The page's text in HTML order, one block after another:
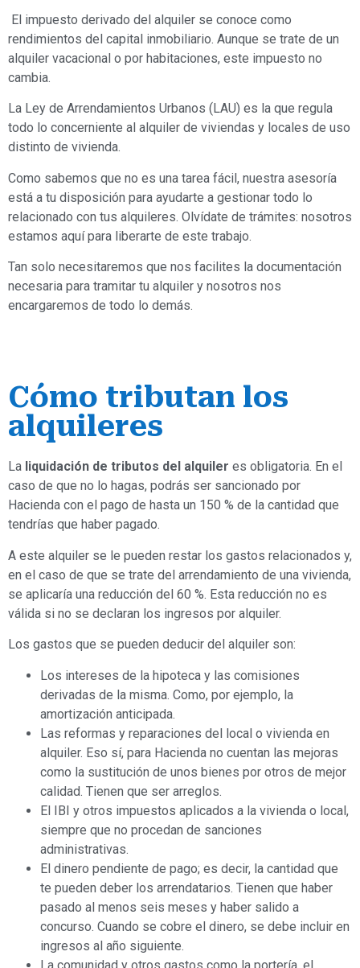
El impuesto derivado del alquiler se conoce como
rendimientos del capital inmobiliario. Aunque se trate de un
alquiler vacacional o por habitaciones, este impuesto no
cambia.
La Ley de Arrendamientos Urbanos (LAU) es la que regula
todo lo concerniente al alquiler de viviendas y locales de uso
distinto de vivienda.
Como sabemos que no es una tarea fácil, nuestra asesoría
está a tu disposición para ayudarte a gestionar todo lo
relacionado con tus alquileres. Olvídate de trámites: nosotros
estamos aquí para liberarte de este trabajo.
Tan solo necesitaremos que nos facilites la documentación
necesaria para tramitar tu alquiler y nosotros nos
encargaremos de todo lo demás.
Cómo tributan los
alquileres
La liquidación de tributos del alquiler es obligatoria. En el
caso de que no lo hagas, podrás ser sancionado por
Hacienda con el pago de hasta un 150 % de la cantidad que
tendrías que haber pagado.
A este alquiler se le pueden restar los gastos relacionados y,
en el caso de que se trate del arrendamiento de una vivienda,
se aplicaría una reducción del 60 %. Esta reducción no es
válida si no se declaran los ingresos por alquiler.
Los gastos que se pueden deducir del alquiler son:
Los intereses de la hipoteca y las comisiones
derivadas de la misma. Como, por ejemplo, la
amortización anticipada.
Las reformas y reparaciones del local o vivienda en
alquiler. Eso sí, para Hacienda no cuentan las mejoras
como la sustitución de unos bienes por otros de mejor
calidad. Tienen que ser arreglos.
El IBI y otros impuestos aplicados a la vivienda o local,
siempre que no procedan de sanciones
administrativas.
El dinero pendiente de pago; es decir, la cantidad que
te pueden deber los arrendatarios. Tienen que haber
pasado al menos seis meses y haber salido a
concurso. Cuando se cobre el dinero, se debe incluir en
ingresos al año siguiente.
La comunidad y otros gastos como la portería, el